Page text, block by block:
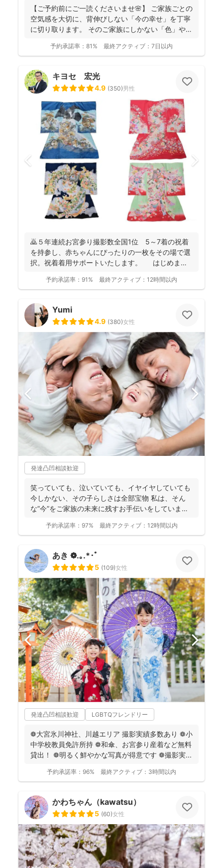
【ご予約前にご一読くださいませ🌸】 ご家族ごとの
空気感を大切に、背伸びしない「今の幸せ」を丁寧
に切り取ります。 そのご家族にしかない「色」や、
予約承諾率： 81% 最終アクティブ： 7日以内
キヨセ 宏光
4.9 (350)男性
🙇５年連続お宮参り撮影数全国1位 5～7着の祝着
を持参し、赤ちゃんにぴったりの一枚をその場で選
択。祝着着用サポートいたします。 はじめまし
予約承諾率： 91% 最終アクティブ： 12時間以内
Yumi
4.9 (380)女性
発達凸凹相談歓迎
笑っていても、泣いていても、イヤイヤしていても
今しかない、その子らしさは全部宝物 私は、そん
な”今”をご家族の未来に残すお手伝いをしています
予約承諾率： 97% 最終アクティブ： 12時間以内
あき ❁.｡.*･ﾟ
5 (109)女性
発達凸凹相談歓迎 LGBTQフレンドリー
❁大宮氷川神社、川越エリア 撮影実績多数あり ❁小
中学校教員免許所持 ❁和傘、お宮参り産着など無料
貸出！ ❁明るく鮮やかな写真が得意です ❁撮影実...
予約承諾率： 96% 最終アクティブ： 3時間以内
かわちゃん（kawatsu）
5 (60)女性